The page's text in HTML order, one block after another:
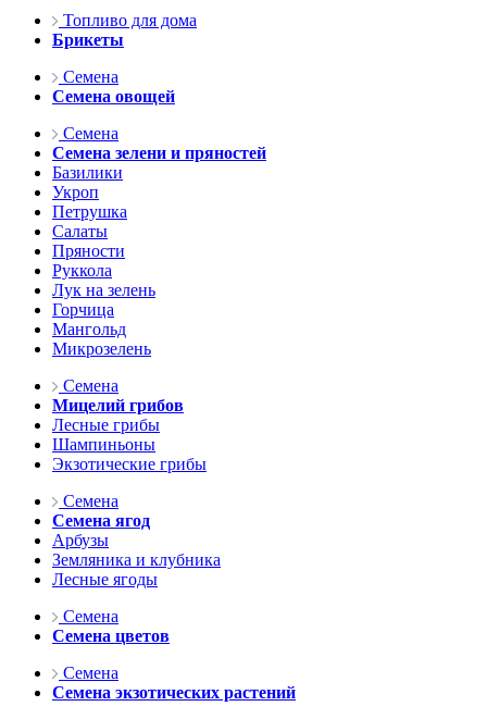
Топливо для дома
Брикеты
Семена
Семена овощей
Семена
Семена зелени и пряностей
Базилики
Укроп
Петрушка
Салаты
Пряности
Руккола
Лук на зелень
Горчица
Мангольд
Микрозелень
Семена
Мицелий грибов
Лесные грибы
Шампиньоны
Экзотические грибы
Семена
Семена ягод
Арбузы
Земляника и клубника
Лесные ягоды
Семена
Семена цветов
Семена
Семена экзотических растений